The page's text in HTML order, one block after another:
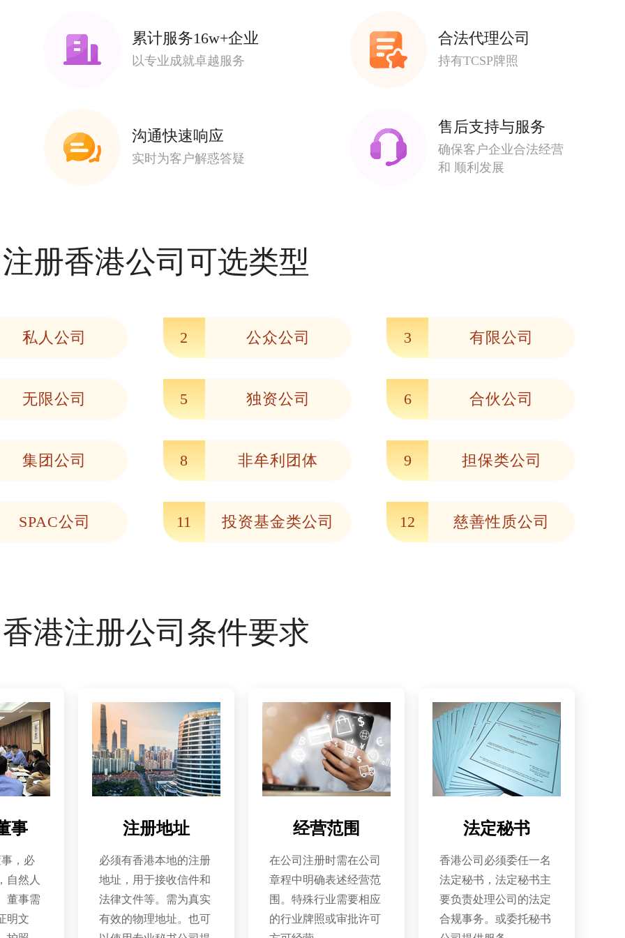
累计服务16w+企业
以专业成就卓越服务
合法代理公司
持有TCSP牌照
沟通快速响应
实时为客户解惑答疑
售后支持与服务
确保客户企业合法经营
和 顺利发展
注册香港公司可选类型
私人公司 2 公众公司 3 有限公司
无限公司 5 独资公司 6 合伙公司
集团公司 8 非牟利团体 9 担保类公司
SPAC公司 11 投资基金类公司 12 慈善性质公司
香港注册公司条件要求
事
，必
自然人
董事需
明文
注册地址
必须有香港本地的注册
地址，用于接收信件和
法律文件等。需为真实
有效的物理地址。也可
经营范围
在公司注册时需在公司
章程中明确表述经营范
围。特殊行业需要相应
的行业牌照或审批许可
法定秘书
香港公司必须委任一名
法定秘书，法定秘书主
要负责处理公司的法定
合规事务。或委托秘书